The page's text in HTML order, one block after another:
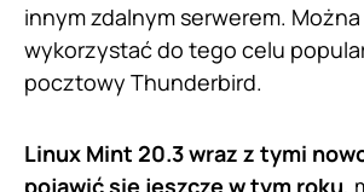
innym zdalnym serwerem.
wykorzystać do tego celu
pocztowy Thunderbird.
Linux Mint 20.3 wraz z tymi
pojawić się jeszcze w tym roku,